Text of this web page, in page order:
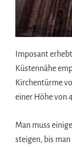
Imposant
Küstennähe
Kirchentürme
einer Höhe von
Man muss
steigen, bis